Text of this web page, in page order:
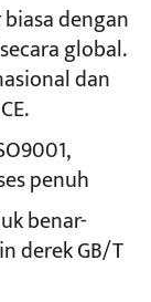
dengan
global.
dan
penuh
benar-
derek GB/T